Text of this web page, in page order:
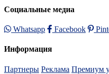
Социальные медиа
Whatsapp Facebook
Информация
Партнеры Реклама Премиум